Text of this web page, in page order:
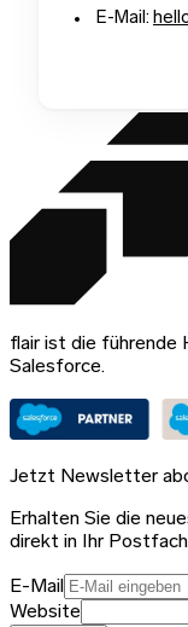
E-Mail:
flair ist die führende
Salesforce.
Jetzt Newsletter
Erhalten Sie die
direkt in Ihr
E-Mail
Website